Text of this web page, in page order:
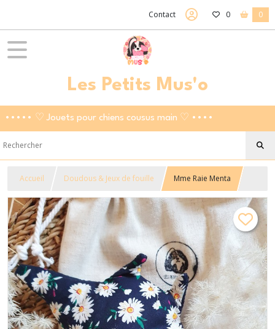
Contact 0 0
Les Petits Mus'o
••••• ♡ Jouets pour chiens cousus main ♡ ••••
Accueil Doudous & Jeux de fouille Mme Raie Menta